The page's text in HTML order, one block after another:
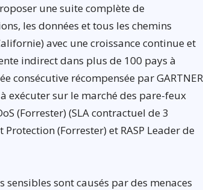
une suite complète de
les données et tous les chemins
avec une croissance continue et
indirect dans plus de 100 pays à
consécutive récompensée par GARTNER
exécuter sur le marché des pare-feux
(Forrester) (SLA contractuel de 3
(Forrester) et RASP Leader de
sensibles sont causés par des menaces